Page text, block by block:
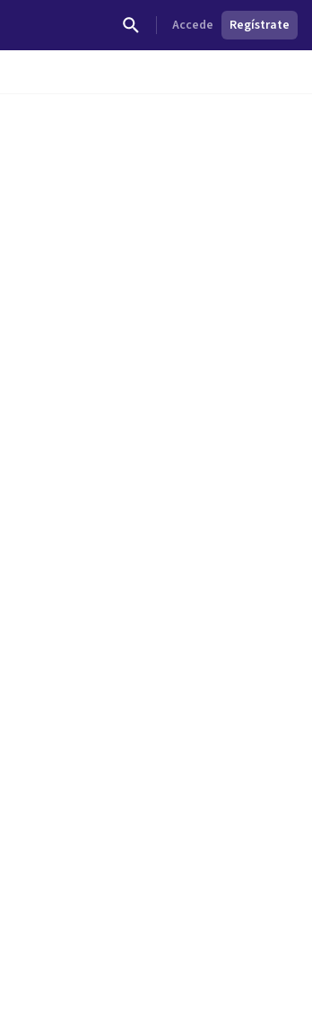
Accede Regístrate